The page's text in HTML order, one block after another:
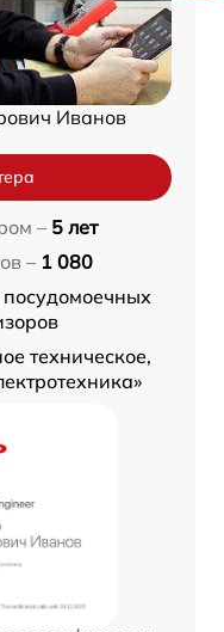
Иванов
– 5 лет
– 1 080
посудомоечных
техническое,